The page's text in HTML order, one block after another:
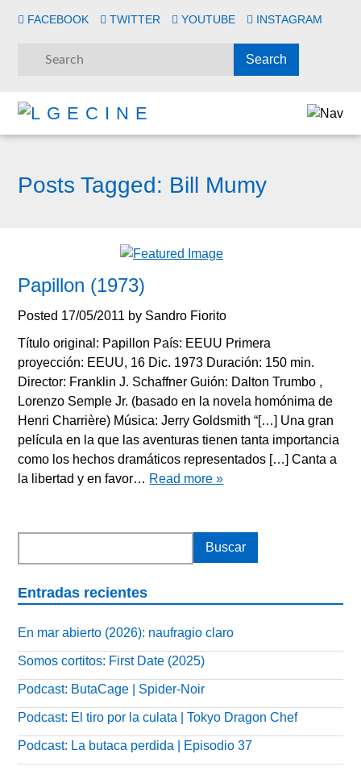
FACEBOOK TWITTER YOUTUBE INSTAGRAM
Posts Tagged: Bill Mumy
Papillon (1973)
Posted 17/05/2011 by Sandro Fiorito
Título original: Papillon País: EEUU Primera
proyección: EEUU, 16 Dic. 1973 Duración: 150 min.
Director: Franklin J. Schaffner Guión: Dalton Trumbo ,
Lorenzo Semple Jr. (basado en la novela homónima de
Henri Charrière) Música: Jerry Goldsmith “[…] Una gran
película en la que las aventuras tienen tanta importancia
como los hechos dramáticos representados […] Canta a
la libertad y en favor… Read more »
Entradas recientes
En mar abierto (2026): naufragio claro
Somos cortitos: First Date (2025)
Podcast: ButaCage | Spider-Noir
Podcast: El tiro por la culata | Tokyo Dragon Chef
Podcast: La butaca perdida | Episodio 37